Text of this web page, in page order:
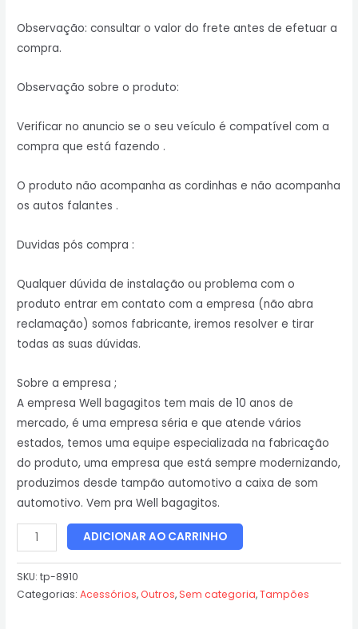
Observação: consultar o valor do frete antes de efetuar a
compra.
Observação sobre o produto:
Verificar no anuncio se o seu veículo é compatível com a
compra que está fazendo .
O produto não acompanha as cordinhas e não acompanha
os autos falantes .
Duvidas pós compra :
Qualquer dúvida de instalação ou problema com o
produto entrar em contato com a empresa (não abra
reclamação) somos fabricante, iremos resolver e tirar
todas as suas dúvidas.
Sobre a empresa ;
A empresa Well bagagitos tem mais de 10 anos de
mercado, é uma empresa séria e que atende vários
estados, temos uma equipe especializada na fabricação
do produto, uma empresa que está sempre modernizando,
produzimos desde tampão automotivo a caixa de som
automotivo. Vem pra Well bagagitos.
ADICIONAR AO CARRINHO
SKU:tp-8910
Categorias:Acessórios,Outros, Sem categoria,Tampões